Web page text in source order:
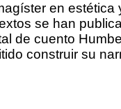
en
se han
de cuento
construir su